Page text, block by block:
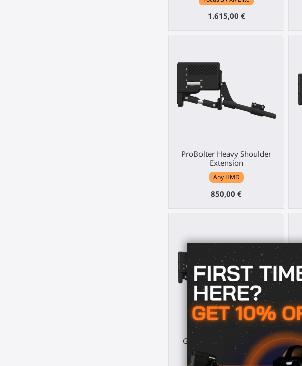
1.615,00 €
ProBolter Heavy Shoulder
Extension
Any HMD
850,00 €
ForceTube haptisches
Gunstock für Valve Index
Valve Index